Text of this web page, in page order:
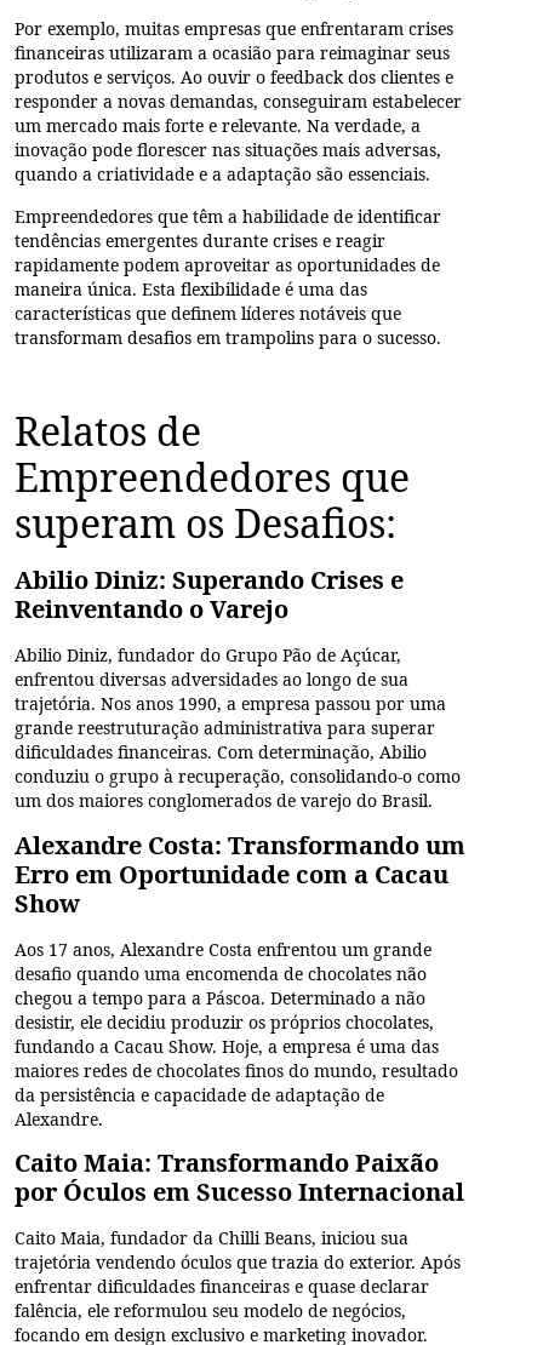
Por exemplo, muitas empresas que enfrentaram crises
financeiras utilizaram a ocasião para reimaginar seus
produtos e serviços. Ao ouvir o feedback dos clientes e
responder a novas demandas, conseguiram estabelecer
um mercado mais forte e relevante. Na verdade, a
inovação pode florescer nas situações mais adversas,
quando a criatividade e a adaptação são essenciais.
Empreendedores que têm a habilidade deidentificar
tendências emergentes durante crises e reagir
rapidamente podem aproveitar as oportunidades de
maneira única. Esta flexibilidade é uma das
características que definem líderes notáveis que
transformam desafios em trampolins para o sucesso.
Relatos de
Empreendedores que
superam os Desafios:
Abilio Diniz: Superando Crises e
Reinventando o Varejo
Abilio Diniz, fundador do Grupo Pão de Açúcar,
enfrentou diversas adversidades ao longo de sua
trajetória. Nos anos 1990, a empresa passou por uma
grande reestruturação administrativa para superar
dificuldades financeiras. Com determinação, Abilio
conduziu o grupo à recuperação, consolidando-o como
um dos maiores conglomerados de varejo do Brasil.
Alexandre Costa: Transformando um
Erro em Oportunidade com a Cacau
Show
Aos 17 anos, Alexandre Costa enfrentou um grande
desafio quando uma encomenda de chocolates não
chegou a tempo para a Páscoa. Determinado a não
desistir, ele decidiu produzir os próprios chocolates,
fundando a Cacau Show. Hoje, a empresa é uma das
maiores redes de chocolates finos do mundo, resultado
da persistência e capacidade de adaptação de
Alexandre.
Caito Maia: Transformando Paixão
por Óculos em Sucesso Internacional
Caito Maia, fundador da Chilli Beans, iniciou sua
trajetória vendendo óculos que trazia do exterior. Após
enfrentar dificuldades financeiras e quase declarar
falência, ele reformulou seu modelo de negócios,
focando em design exclusivo e marketing inovador.